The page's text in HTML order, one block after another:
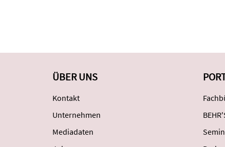
ÜBER UNS
Kontakt
Unternehmen
Mediadaten